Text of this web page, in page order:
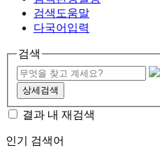
검색도움말
다국어입력
검색
상세검색
결과 내 재검색
인기 검색어